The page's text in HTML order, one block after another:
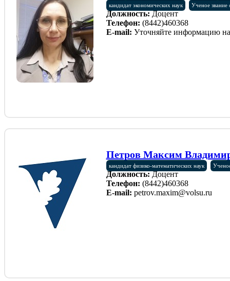
кандидат экономических наук Ученое звание
Должность:Доцент
Телефон: (8442)460368
E-mail: Уточняйте информацию
Петров Максим
кандидат физико-математических наук
Должность:Доцент
Телефон: (8442)460368
E-mail: petrov.maxim@volsu.ru